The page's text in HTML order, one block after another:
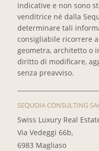
indicative e non sono
venditrice né dalla
determinare tali
consigliabile ricorrere
geometra, architetto o
diritto di modificare,
senza preavviso.
SEQUOIA CONSULTING
Swiss Luxury Real
Via Vedeggi 66b,
6983 Magliaso